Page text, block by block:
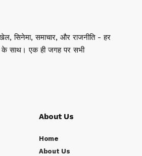
सिनेमा, समाचार, और राजनीति - हर
के साथ। एक ही जगह पर सभी
About Us
Home
About Us